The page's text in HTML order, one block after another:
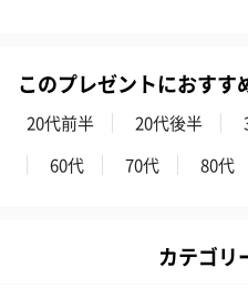
いぶりがっことチーズ
ごろ
このプレゼントにおすす
20代前半 20代後半
60代
70代 80代
カテゴリ